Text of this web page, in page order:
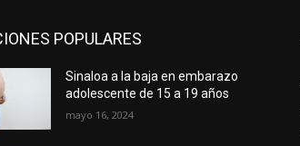
POPULARES
Sinaloa a la baja en embarazo
adolescente de 15 a 19 años
mayo 16, 2024